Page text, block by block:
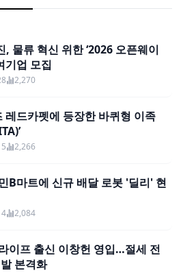
, 물류 혁신 위한 ‘2026 오픈웨이
기업 모집
2,270
레드카펫에 등장한 바퀴형 이족
2,266
B마트에 신규 배달 로봇 '딜리' 현
2,084
이프 출신 이창헌 영입…절세 전
본격화